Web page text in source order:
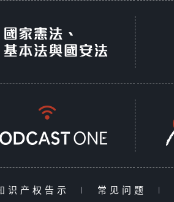
识产权告示 | 常见问题 |